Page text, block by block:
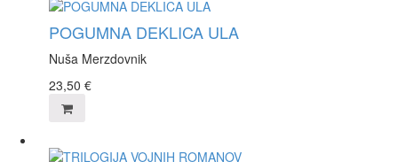
POGUMNA DEKLICA ULA
Nuša Merzdovnik
23,50 €